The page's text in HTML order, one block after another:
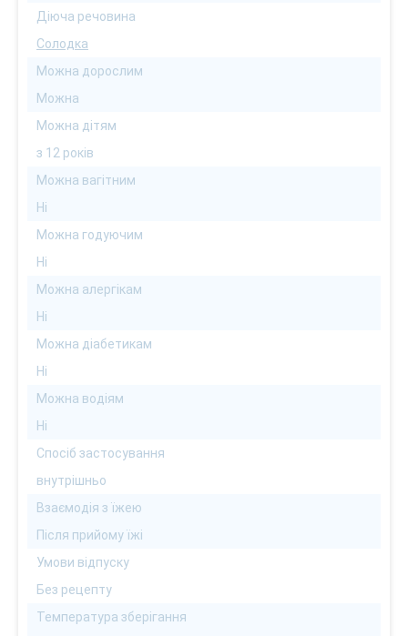
Діюча речовина
Солодка
Можна дорослим
Можна
Можна дітям
з 12 років
Можна вагітним
Ні
Можна годуючим
Ні
Можна алергікам
Ні
Можна діабетикам
Ні
Можна водіям
Ні
Спосіб застосування
внутрішньо
Взаємодія з їжею
Після прийому їжі
Умови відпуску
Без рецепту
Температура зберігання